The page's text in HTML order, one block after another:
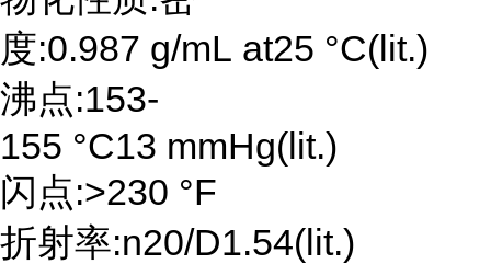
度:0.987 g/mL at25 °C(lit.)
沸点:153-
155 °C13 mmHg(lit.)
闪点:>230 °F
折射率:n20/D1.54(lit.)